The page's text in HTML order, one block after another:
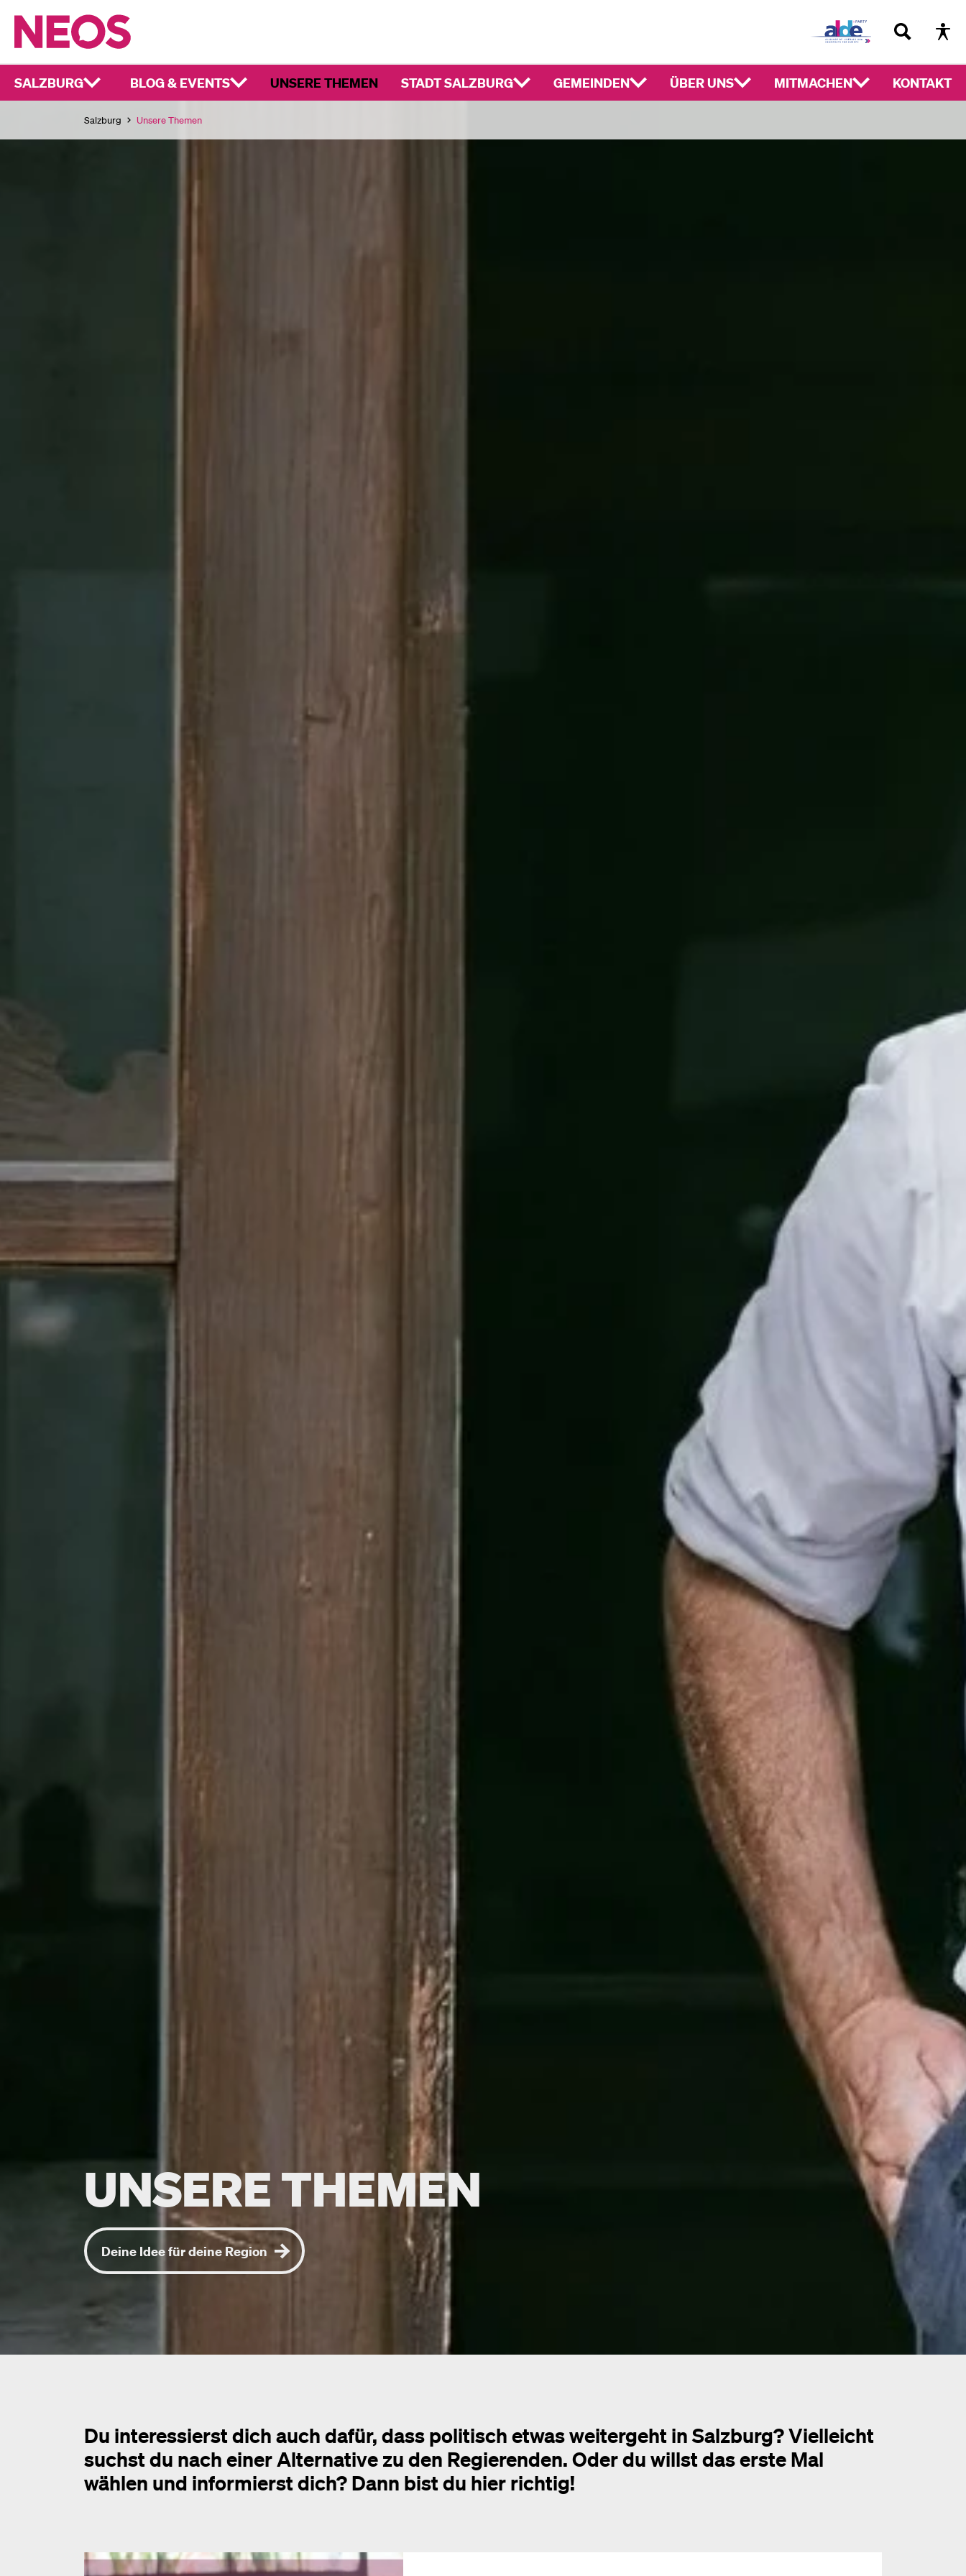
SALZBURG BLOG & EVENTS UNSERE THEMEN STADT SALZBURG GEMEINDEN ÜBER UNS MITMACHEN KONTAKT
Salzburg Unsere Themen
UNSERE THEMEN
Deine Idee für deine Region
Du interessierst dich auch dafür, dass politisch etwas weitergeht in Salzburg? Vielleicht
suchst du nach einer Alternative zu den Regierenden. Oder du willst das erste Mal
wählen und informierst dich? Dann bist du hier richtig!